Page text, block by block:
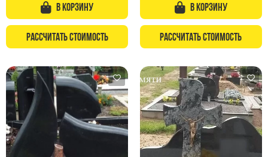
В корзину
Рассчитать стоимость
В корзину
Рассчитать стоимость